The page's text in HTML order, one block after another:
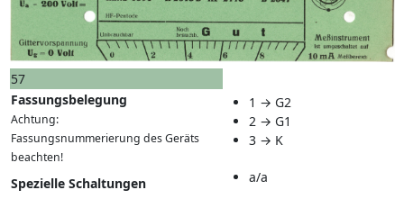
57
Fassungsbelegung
Achtung:
Fassungsnummerierung des Geräts
beachten!
1 → G2
2 → G1
3 → K
Spezielle Schaltungen
a/a